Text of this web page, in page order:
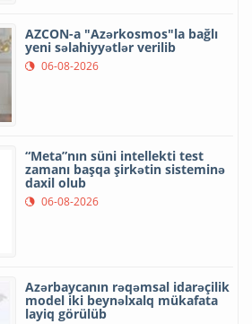
AZCON-a "Azərkosmos"la bağlı
yeni səlahiyyətlər verilib
06-08-2026
“Meta”nın süni intellekti test
zamanı başqa şirkətin sisteminə
daxil olub
06-08-2026
Azərbaycanın rəqəmsal idarəçilik
model iki beynəlxalq mükafata
layiq görülüb